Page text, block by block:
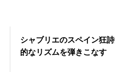
シャブリエのスペイン狂
的なリズムを弾きこなす